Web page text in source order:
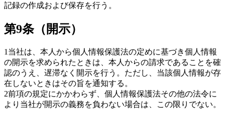
記録の作成および保存を行う。
第9条（開示）
1 当社は、本人から個人情報保護法の定めに基づき個人情報
の開示を求められたときは、本人からの請求であることを確
認のうえ、遅滞なく開示を行う。ただし、当該個人情報が存
在しないときはその旨を通知する。
2前項の規定にかかわらず、個人情報保護法その他の法令に
より当社が開示の義務を負わない場合は、この限りでない。